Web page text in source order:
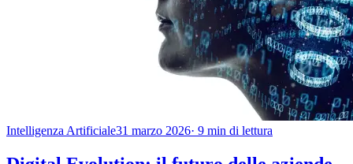
Intelligenza Artificiale31 marzo 2026· 9 min di lettura